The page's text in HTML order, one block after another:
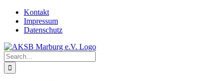
Skip
content
Kontakt
Impressum
Datenschutz
Search
for: